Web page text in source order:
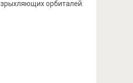
орбиталей.